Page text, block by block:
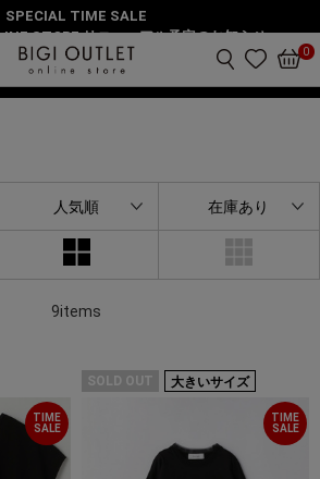
SPECIAL TIME SALE
STORE リニューアル予定のお知らせ
0
ランキング
絞り込み
9items
人気順 在庫あり
TIME
SALE
SOLD OUT 大きいサイズ
TIME
SALE